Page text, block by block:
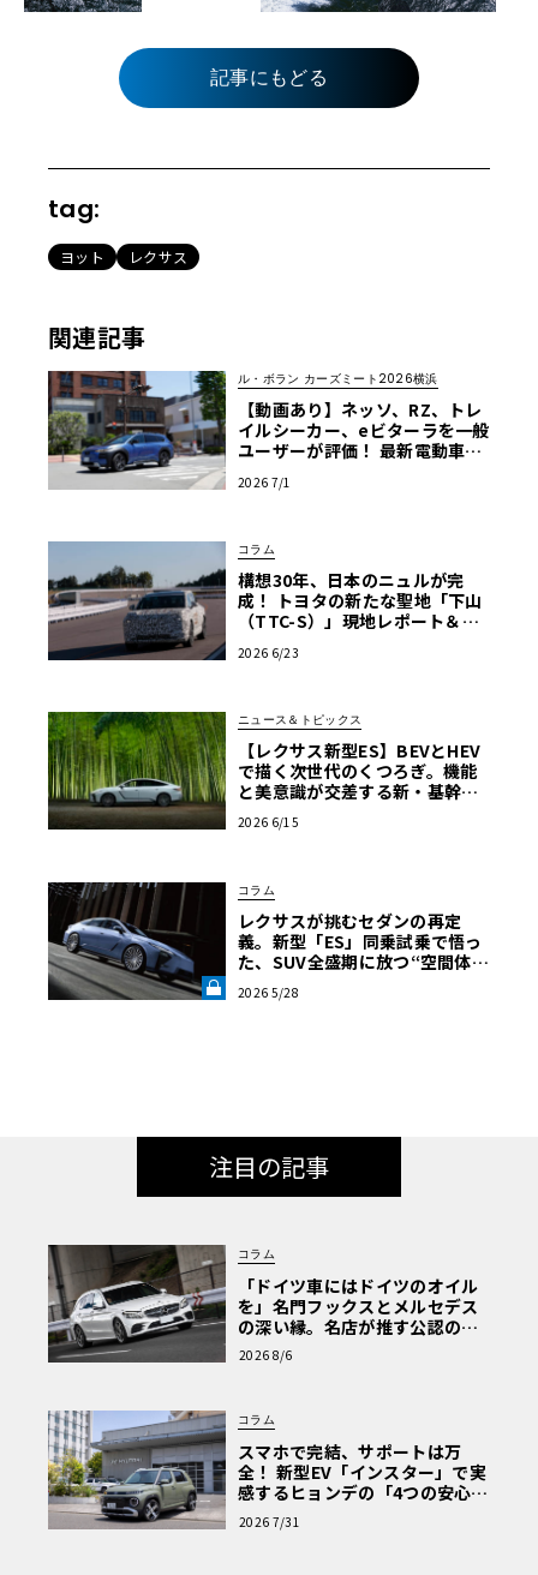
記事にもどる
tag:
ヨット レクサス
関連記事
ル・ボラン カーズミート2026横浜
【動画あり】ネッソ、RZ、トレ
イルシーカー、eビターラを一般
ユーザーが評価！ 最新電動車体
ーズミート2026横浜】
2026 7/1
コラム
構想30年、日本のニュルが完
成！ トヨタの新たな聖地「下山
（TTC-S）」現地レポート＆新
2026 6/23
ニュース＆トピックス
【レクサス新型ES】BEVとHEV
で描く次世代のくつろぎ。機能
と美意識が交差する新・基幹セ
2026 6/15
コラム
レクサスが挑むセダンの再定
義。新型「ES」同乗試乗で悟っ
た、SUV全盛期に放つ“空間体
2026 5/28
注目の記事
コラム
「ドイツ車にはドイツのオイル
を」名門フックスとメルセデス
の深い縁。名店が推す公認の安
心と、Cクラスで味わうシルキー
な走り〈PR〉
2026 8/6
コラム
スマホで完結、サポートは万
全！ 新型EV「インスター」で実
感するヒョンデの「4つの安心」
【第1回・ヒョンデ6つの疑問：
Why? Hyundai?】〈PR〉
2026 7/31